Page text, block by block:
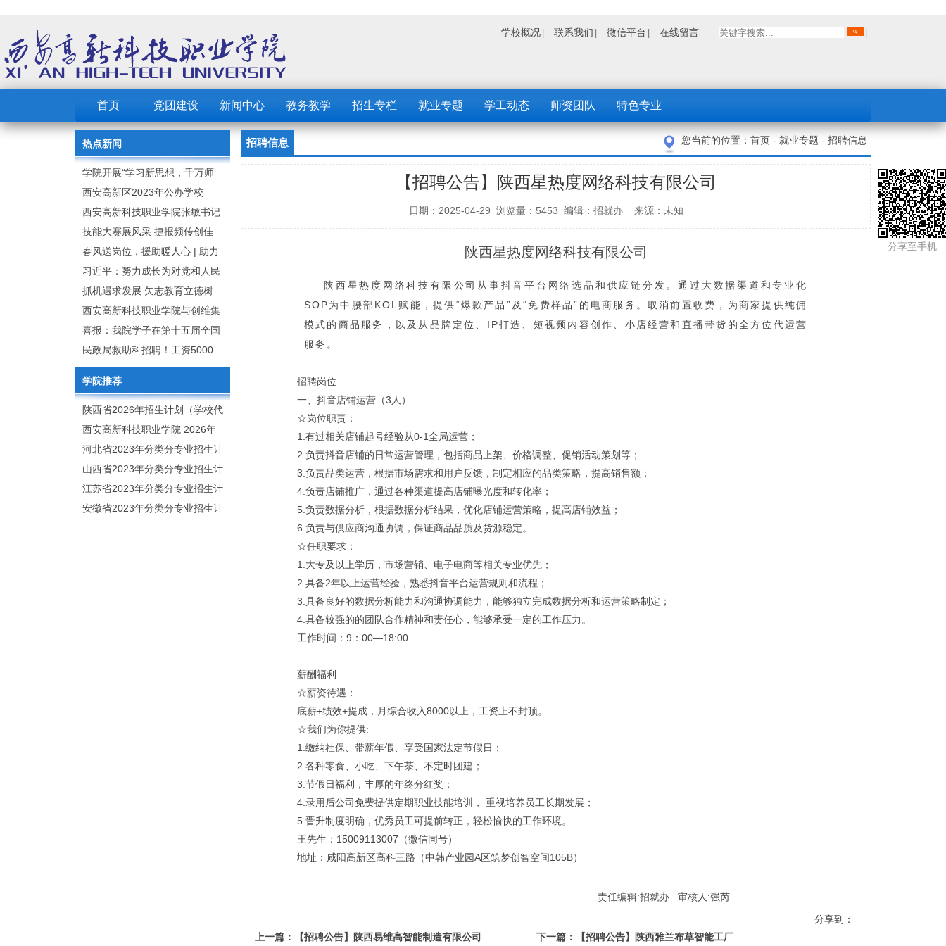
学校概况 联系我们 微信平台 在线留言
首页 党团建设 新闻中心 教务教学 招生专栏 就业专题 学工动态 师资团队 特色专业
热点新闻
学院开展“学习新思想，千万师
生同上一堂课”活动
西安高新区2023年公办学校
（园） 公开招聘教职工公告
西安高新科技职业学院张敏书记
为全院师生党员上党课
技能大赛展风采 捷报频传创佳
绩：西安高新科技职业学院师生
在2023年陕西省职业技能大赛中
取佳绩
春风送岗位，援助暖人心 | 助力
毕业生求职就业
习近平：努力成长为对党和人民
忠诚可靠、堪当时代重任的栋梁
之才
抓机遇求发展 矢志教育立德树
人：西安高新科技职业学院召开
2020年年终总结暨表彰网络视频
会
西安高新科技职业学院与创维集
团举行校企合作签约仪式
喜报：我院学子在第十五届全国
大学生广告艺术大赛（大广
赛）、第十一届未来设计师.高校
数字艺术设计大赛（NCDA）国
赛中喜获佳绩
民政局救助科招聘！工资5000
元/月
学院推荐
陕西省2026年招生计划（学校代
码：8103）
西安高新科技职业学院 2026年
招生章程
河北省2023年分类分专业招生计
划（院校代号：1889）
山西省2023年分类分专业招生计
划（院校代号：5560）
江苏省2023年分类分专业招生计
划（院校代号：8931）
安徽省2023年分类分专业招生计
招聘信息 您当前的位置： 首页 - 就业专题 - 招聘信息
分享至手机
【招聘公告】陕西星热度网络科技有限公司
日期：2025-04-29 浏览量：5453 编辑：招就办 来源：未知
陕西星热度网络科技有限公司
陕西星热度网络科技有限公司从事抖音平台网络选品和供应链分发。通过大数据渠道和专业化
SOP为中腰部KOL赋能，提供“爆款产品”及“免费样品”的电商服务。取消前置收费，为商家提供纯佣
模式的商品服务，以及从品牌定位、IP打造、短视频内容创作、小店经营和直播带货的全方位代运营
服务。
招聘岗位
一、抖音店铺运营（3人）
☆岗位职责：
1.有过相关店铺起号经验从0-1全局运营；
2.负责抖音店铺的日常运营管理，包括商品上架、价格调整、促销活动策划等；
3.负责品类运营，根据市场需求和用户反馈，制定相应的品类策略，提高销售额；
4.负责店铺推广，通过各种渠道提高店铺曝光度和转化率；
5.负责数据分析，根据数据分析结果，优化店铺运营策略，提高店铺效益；
6.负责与供应商沟通协调，保证商品品质及货源稳定。
☆任职要求：
1.大专及以上学历，市场营销、电子电商等相关专业优先；
2.具备2年以上运营经验，熟悉抖音平台运营规则和流程；
3.具备良好的数据分析能力和沟通协调能力，能够独立完成数据分析和运营策略制定；
4.具备较强的的团队合作精神和责任心，能够承受一定的工作压力。
工作时间：9：00—18:00
薪酬福利
☆薪资待遇：
底薪+绩效+提成，月综合收入8000以上，工资上不封顶。
☆我们为你提供:
1.缴纳社保、带薪年假、享受国家法定节假日；
2.各种零食、小吃、下午茶、不定时团建；
3.节假日福利，丰厚的年终分红奖；
4.录用后公司免费提供定期职业技能培训， 重视培养员工长期发展；
5.晋升制度明确，优秀员工可提前转正，轻松愉快的工作环境。
王先生：15009113007（微信同号）
地址：咸阳高新区高科三路（中韩产业园A区筑梦创智空间105B）
责任编辑:招就办 审核人:强芮
分享到：
上一篇：【招聘公告】陕西易维高智能制造有限公司
下一篇：【招聘公告】陕西雅兰布草智能工厂